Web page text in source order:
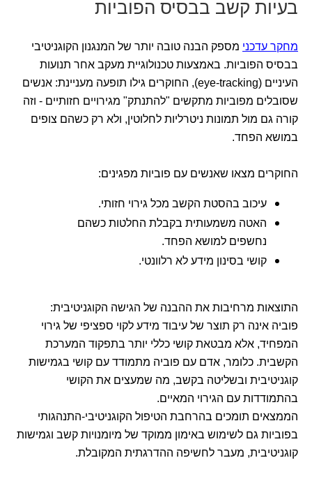
בעיות קשב בבסיס הפוביות
מחקר עדכני מספק הבנה טובה יותר של המנגנון הקוגניטיבי
בבסיס הפוביות. באמצעות טכנולוגיית מעקב אחר תנועות
העיניים (eye-tracking), החוקרים גילו תופעה מעניינת: אנשים
שסובלים מפוביות מתקשים "להתנתק" מגירויים חזותיים - וזה
קורה גם מול תמונות ניטרליות לחלוטין, ולא רק כשהם צופים
במושא הפחד.
החוקרים מצאו שאנשים עם פוביות מפגינים:
עיכוב בהסטת הקשב מכל גירוי חזותי.
האטה משמעותית בקבלת החלטות כשהם
נחשפים למושא הפחד.
קושי בסינון מידע לא רלוונטי.
התוצאות מרחיבות את ההבנה של הגישה הקוגניטיבית:
פוביה אינה רק תוצר של עיבוד מידע לקוי ספציפי של גירוי
המפחיד, אלא מבטאת קושי כללי יותר בתפקוד המערכת
הקשבית. כלומר, אדם עם פוביה מתמודד עם קושי בגמישות
קוגניטיבית ובשליטה בקשב, מה שמעצים את הקושי
בהתמודדות עם הגירוי המאיים.
הממצאים תומכים בהרחבת הטיפול הקוגניטיבי-התנהגותי
בפוביות גם לשימוש באימון ממוקד של מיומנויות קשב וגמישות
קוגניטיבית, מעבר לחשיפה ההדרגתית המקובלת.